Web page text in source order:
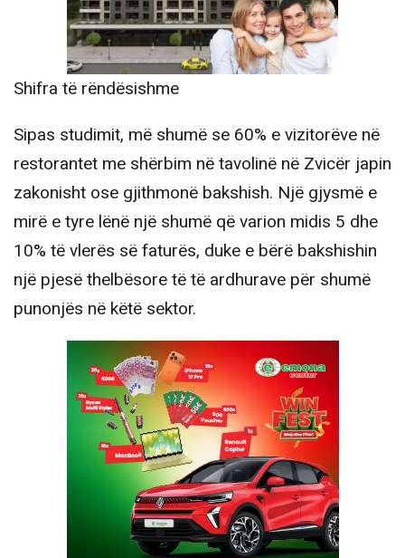
Shifra të rëndësishme
Sipas studimit, më shumë se 60% e vizitorëve në
restorantet me shërbim në tavolinë në Zvicër japin
zakonisht ose gjithmonë bakshish. Një gjysmë e
mirë e tyre lënë një shumë që varion midis 5 dhe
10% të vlerës së faturës, duke e bërë bakshishin
një pjesë thelbësore të të ardhurave për shumë
punonjës në këtë sektor.